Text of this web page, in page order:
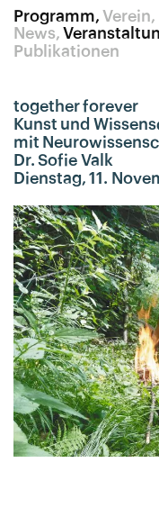
Programm
News
Publikationen
Verein
together forever
Kunst und
mit
Dr. Sofie Valk
Dienstag, 11.